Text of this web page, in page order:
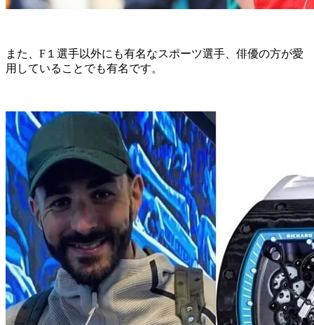
また、F１選手以外にも有名なスポーツ選手、俳優の方が愛
用していることでも有名です。